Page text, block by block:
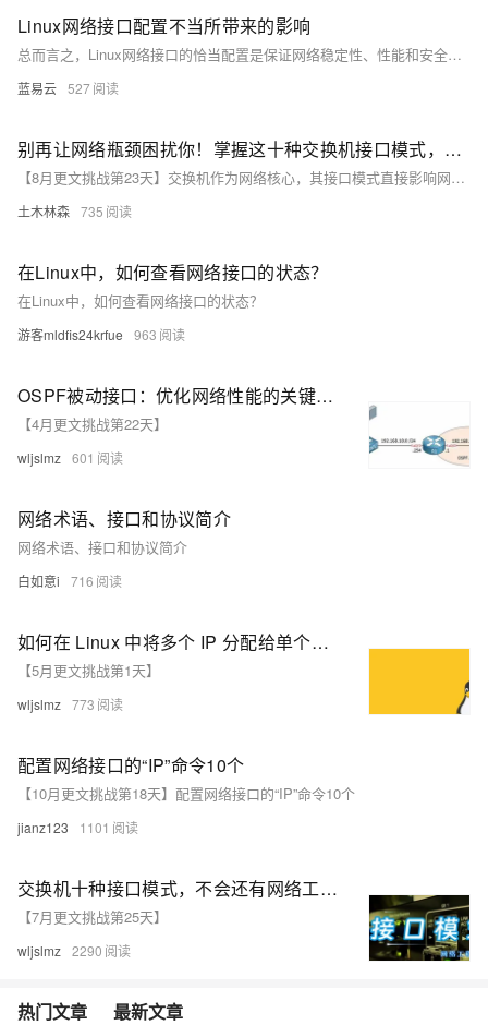
Linux网络接口配置不当所带来的影响
总而言之，Linux网络接口的恰当配置是保证网络稳定性、性能和安全性的基础。通过遵循最佳实践和定期维护，可以最大程度地减少配置错误带来的负面影响。
蓝易云 527
别再让网络瓶颈困扰你！掌握这十种交换机接口模式，提升你的网络布局技能
【8月更文挑战第23天】交换机作为网络核心，其接口模式直接影响网络布局与性能。本文介绍了十大常见接口模式及其配置实例，包括基础接入模式、优化布线的干道模式、动态学习相邻交换机VLAN信息的动态中继协议模式、固定分配VLAN的静态接入模式、确保语音优先传输的语音VLAN模式、指定默认VLAN的native模式、增加带宽与可靠性的链路聚合及EtherChannel模式、保障网络安全的端口安全模式以及确保关键业务流畅传输的QoS模式。理解并掌握这些模式对于构建高效稳定的网络至关重要。
土木林森 735
在Linux中，如何查看网络接口的状态？
在Linux中，如何查看网络接口的状态？
游客mldfis24krfue 963
OSPF被动接口：优化网络性能的关键策略
【4月更文挑战第22天】
wljslmz 601
网络术语、接口和协议简介
网络术语、接口和协议简介
白如意i 716
如何在 Linux 中将多个 IP 分配给单个网络接口
【5月更文挑战第1天】
wljslmz 773
配置网络接口的“IP”命令10个
【10月更文挑战第18天】配置网络接口的“IP”命令10个
jianz123 1101
交换机十种接口模式，不会还有网络工程师不知道吧？
【7月更文挑战第25天】
wljslmz 2290
热门文章 最新文章